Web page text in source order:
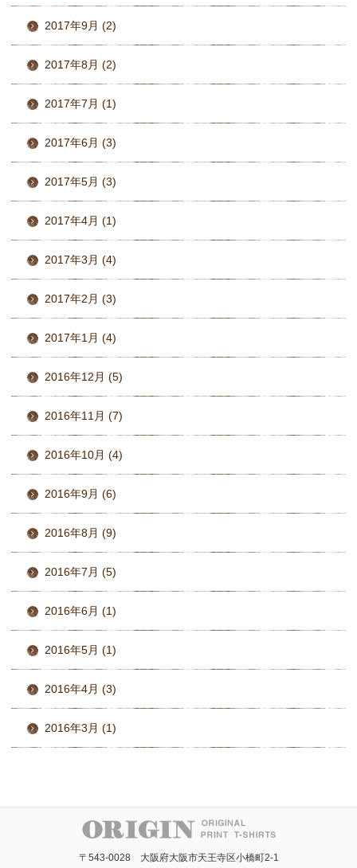
2017年9月 (2)
2017年8月 (2)
2017年7月 (1)
2017年6月 (3)
2017年5月 (3)
2017年4月 (1)
2017年3月 (4)
2017年2月 (3)
2017年1月 (4)
2016年12月 (5)
2016年11月 (7)
2016年10月 (4)
2016年9月 (6)
2016年8月 (9)
2016年7月 (5)
2016年6月 (1)
2016年5月 (1)
2016年4月 (3)
2016年3月 (1)
〒543-0028 大阪府大阪市天王寺区小橋町2-1